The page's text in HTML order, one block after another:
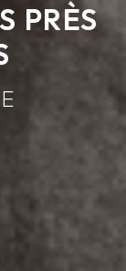
PRÈS